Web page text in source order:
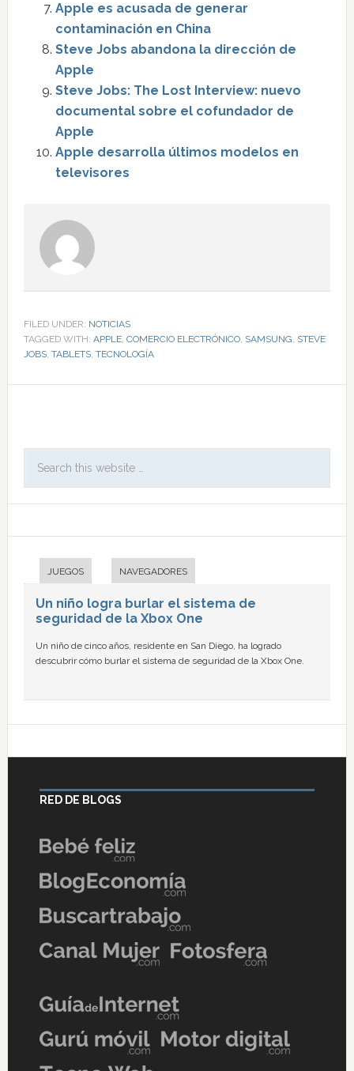
Apple es acusada de generar
contaminación en China
Steve Jobs abandona la dirección de
Apple
Steve Jobs: The Lost Interview: nuevo
documental sobre el cofundador de
Apple
Apple desarrolla últimos modelos en
televisores
FILED UNDER: NOTICIAS
TAGGED WITH: APPLE, COMERCIO ELECTRÓNICO, SAMSUNG, STEVE
JOBS, TABLETS, TECNOLOGÍA
JUEGOS NAVEGADORES
Un niño logra burlar el sistema de
seguridad de la Xbox One
Un niño de cinco años, residente en San Diego, ha logrado
descubrir cómo burlar el sistema de seguridad de la Xbox One.
RED DE BLOGS